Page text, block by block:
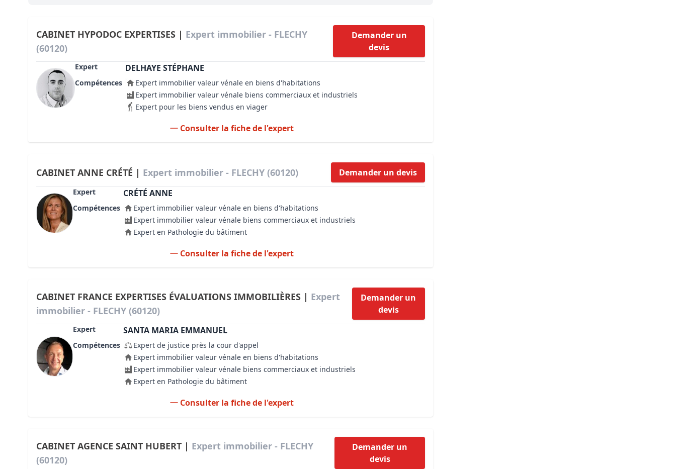
Règles d’urbanisme
Lecture et compréhension d’un Plan Local d’Urbanisme (PLU)
Droit de l'environnement et de l'immobilier
Estimer le droit au bail
Développer et organiser l'activité de Syndic
Biens d’exception, belles demeures, châteaux et traits de côte
IA Pioneer®
Expertise pré-achat
CABINET HYPODOC EXPERTISES | Expert immobilier - FLECHY
(60120)
Demander un
devis
Expert DELHAYE STÉPHANE
Compétences
Expert immobilier valeur vénale en biens d'habitations
Expert immobilier valeur vénale biens commerciaux et industriels
Expert pour les biens vendus en viager
Consulter la fiche de l'expert
CABINET ANNE CRÉTÉ | Expert immobilier - FLECHY (60120) Demander un devis
Expert CRÉTÉ ANNE
Compétences
Expert immobilier valeur vénale en biens d'habitations
Expert immobilier valeur vénale biens commerciaux et industriels
Expert en Pathologie du bâtiment
Consulter la fiche de l'expert
CABINET FRANCE EXPERTISES ÉVALUATIONS IMMOBILIÈRES | Expert
immobilier - FLECHY (60120)
Demander un
devis
Expert SANTA MARIA EMMANUEL
Compétences
Expert de justice près la cour d'appel
Expert immobilier valeur vénale en biens d'habitations
Expert immobilier valeur vénale biens commerciaux et industriels
Expert en Pathologie du bâtiment
Consulter la fiche de l'expert
CABINET AGENCE SAINT HUBERT | Expert immobilier - FLECHY
(60120)
Demander un
devis